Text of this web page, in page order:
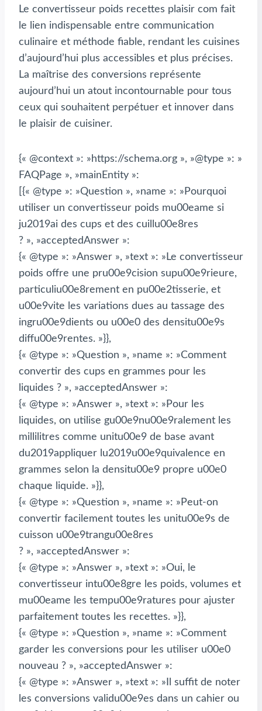
Le convertisseur poids recettes plaisir com fait
le lien indispensable entre communication
culinaire et méthode fiable, rendant les cuisines
d’aujourd’hui plus accessibles et plus précises.
La maîtrise des conversions représente
aujourd’hui un atout incontournable pour tous
ceux qui souhaitent perpétuer et innover dans
le plaisir de cuisiner.
{« @context »: »https://schema.org », »@type »: »
FAQPage », »mainEntity »:
[{« @type »: »Question », »name »: »Pourquoi
utiliser un convertisseur poids mu00eame si
ju2019ai des cups et des cuillu00e8res
? », »acceptedAnswer »:
{« @type »: »Answer », »text »: »Le convertisseur
poids offre une pru00e9cision supu00e9rieure,
particuliu00e8rement en pu00e2tisserie, et
u00e9vite les variations dues au tassage des
ingru00e9dients ou u00e0 des densitu00e9s
diffu00e9rentes. »}},
{« @type »: »Question », »name »: »Comment
convertir des cups en grammes pour les
liquides ? », »acceptedAnswer »:
{« @type »: »Answer », »text »: »Pour les
liquides, on utilise gu00e9nu00e9ralement les
millilitres comme unitu00e9 de base avant
du2019appliquer lu2019u00e9quivalence en
grammes selon la densitu00e9 propre u00e0
chaque liquide. »}},
{« @type »: »Question », »name »: »Peut-on
convertir facilement toutes les unitu00e9s de
cuisson u00e9trangu00e8res
? », »acceptedAnswer »:
{« @type »: »Answer », »text »: »Oui, le
convertisseur intu00e8gre les poids, volumes et
mu00eame les tempu00e9ratures pour ajuster
parfaitement toutes les recettes. »}},
{« @type »: »Question », »name »: »Comment
garder les conversions pour les utiliser u00e0
nouveau ? », »acceptedAnswer »:
{« @type »: »Answer », »text »: »Il suffit de noter
les conversions validu00e9es dans un cahier ou